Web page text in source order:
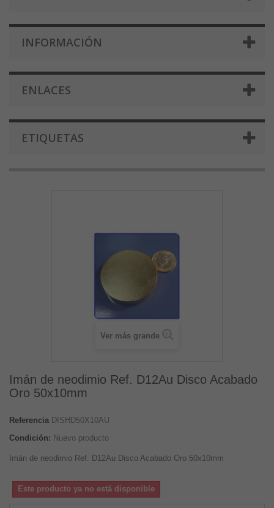
INFORMACIÓN
ENLACES
ETIQUETAS
Ver más grande
Imán de neodimio Ref. D12Au Disco Acabado
Oro 50x10mm
Referencia DISHD50X10AU
Condición: Nuevo producto
Imán de neodimio Ref. D12Au Disco Acabado Oro 50x10mm
Este producto ya no está disponible